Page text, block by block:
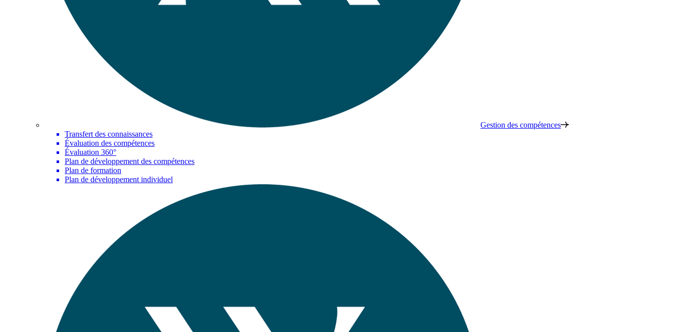
Gestion des compétences
Transfert des connaissances
Évaluation des compétences
Évaluation 360°
Plan de développement des compétences
Plan de formation
Plan de développement individuel